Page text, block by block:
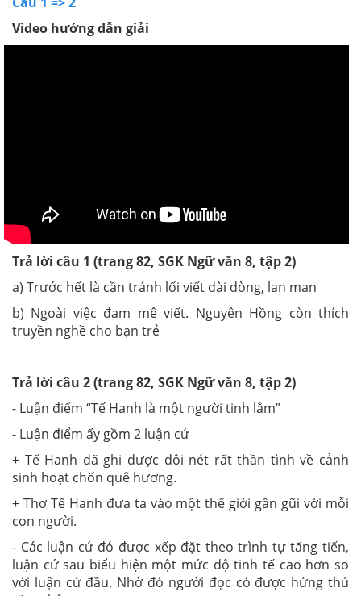
Video hướng dẫn giải
Trả lời câu 1 (trang 82, SGK Ngữ văn 8, tập 2)
a) Trước hết là cần tránh lối viết dài dòng, lan man
b) Ngoài việc đam mê viết. Nguyên Hồng còn thích
truyền nghề cho bạn trẻ
Trả lời câu 2 (trang 82, SGK Ngữ văn 8, tập 2)
- Luận điểm “Tế Hanh là một người tinh lắm”
- Luận điểm ấy gồm 2 luận cứ
+ Tế Hanh đã ghi được đôi nét rất thần tình về cảnh
sinh hoạt chốn quê hương.
+ Thơ Tế Hanh đưa ta vào một thế giới gần gũi với mỗi
con người.
- Các luận cứ đó được xếp đặt theo trình tự tăng tiến,
luận cứ sau biểu hiện một mức độ tinh tế cao hơn so
với luận cứ đầu. Nhờ đó người đọc có được hứng thú